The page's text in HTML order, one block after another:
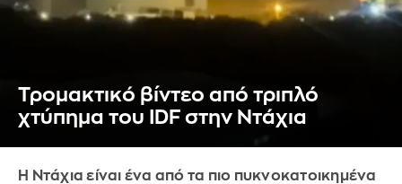
Τρομακτικό βίντεο από τριπλό
χτύπημα του IDF στην Ντάχια
Η Ντάχια είναι ένα από τα πιο πυκνοκατοικημένα